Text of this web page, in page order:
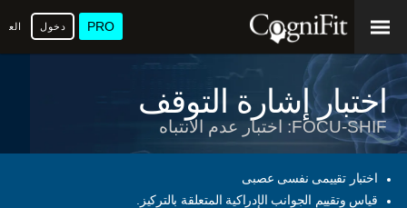
PRO دخول
اختبار إشارة التوقف
FOCU-SHIF: اختبار عدم الانتباه
اختبار تقييمى نفسى عصبى
قياس وتقييم الجوانب الإدراكية المتعلقة بالتركيز.